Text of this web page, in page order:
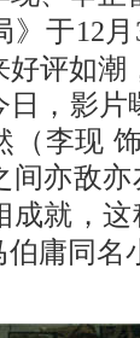
》 于12
评如潮
日，影片
（李现
间亦敌
成就，
伯庸同名